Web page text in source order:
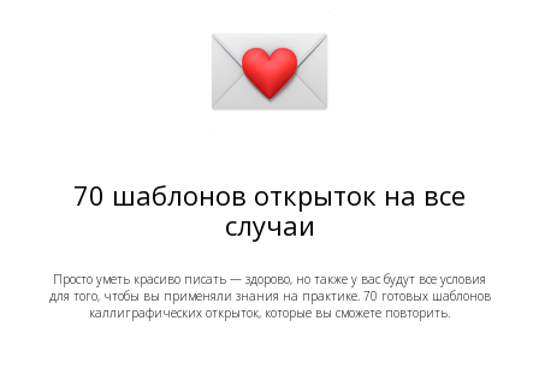
70 шаблонов открыток на все
случаи
Просто уметь красиво писать — здорово, но также у вас будут все условия
для того, чтобы вы применяли знания на практике. 70 готовых шаблонов
каллиграфических открыток, которые вы сможете повторить.